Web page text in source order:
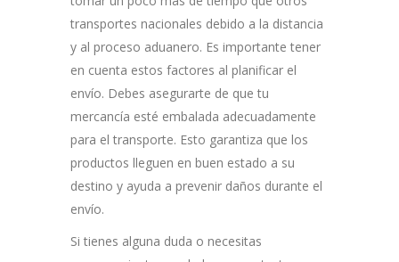
transportes nacionales debido a la distancia
y al proceso aduanero. Es importante tener
en cuenta estos factores al planificar el
envío. Debes asegurarte de que tu
mercancía esté embalada adecuadamente
para el transporte. Esto garantiza que los
productos lleguen en buen estado a su
destino y ayuda a prevenir daños durante el
envío.
Si tienes alguna duda o necesitas